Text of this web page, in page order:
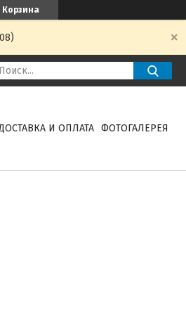
Корзина
И ОПЛАТА ФОТОГАЛЕРЕЯ